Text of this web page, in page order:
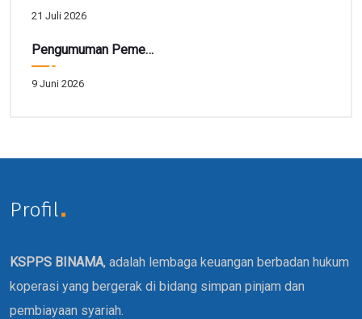
21 Juli 2026
Pengumuman Pemenang Hadiah Tarbiah Akhir Periode 41
9 Juni 2026
Profil
KSPPS BINAMA, adalah lembaga keuangan berbadan hukum
koperasi yang bergerak di bidang simpan pinjam dan
pembiayaan syariah.